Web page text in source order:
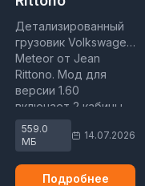
Детализированный
грузовик Volkswagen
Meteor от Jean
Rittono. Мод для
версии 1.60
включает 2 кабины,
4 шасси, 7
двигателей и
множество тюнинг-
опций.
559.0
МБ
14.07.2026
Подробнее